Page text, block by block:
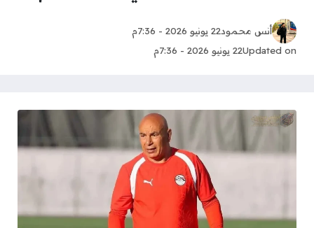
أنس محمود22 يونيو 2026 - 7:36م
Updated on22 يونيو 2026 - 7:36م